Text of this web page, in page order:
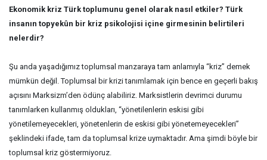
Ekonomik kriz Türk toplumunu genel olarak nasıl etkiler? Türk
insanın topyekûn bir kriz psikolojisi içine girmesinin belirtileri
nelerdir?
Şu anda yaşadığımız toplumsal manzaraya tam anlamıyla “kriz” demek
mümkün değil. Toplumsal bir krizi tanımlamak için bence en geçerli bakış
açısını Marksizm’den ödünç alabiliriz. Marksistlerin devrimci durumu
tanımlarken kullanmış oldukları, “yönetilenlerin eskisi gibi
yönetilemeyecekleri, yönetenlerin de eskisi gibi yönetemeyecekleri”
şeklindeki ifade, tam da toplumsal krize uymaktadır. Ama şimdi böyle bir
toplumsal kriz göstermiyoruz.